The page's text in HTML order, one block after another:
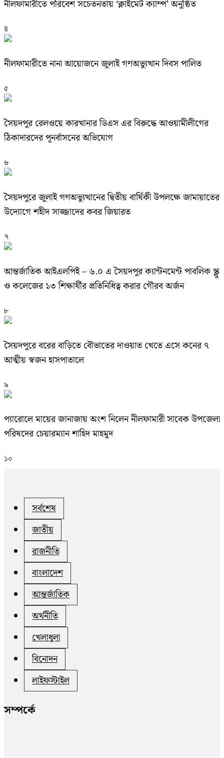
নীলফামারীতে পরিবেশ সচেতনতায় ‘ক্লাইমেট ক্যাম্প’ অনুষ্ঠিত
৪
নীলফামারীতে নানা আয়োজনে জুলাই গণঅভ্যুত্থান দিবস পালিত
৫
সৈয়দপুর রেলওয়ে কারখানার ডিএস এর বিরুদ্ধে আওয়ামীলীগের
ঠিকাদারদের পূনর্বাসনের অভিযোগ
৬
সৈয়দপুরে জুলাই গণঅভ্যুত্থানের দ্বিতীয় বার্ষিকী উপলক্ষে জামায়াতের
উদ্যোগে শহীদ সাজ্জাদের কবর জিয়ারত
৭
আন্তর্জাতিক আইএলপিই – ৬.০ এ সৈয়দপুর ক্যান্টনমেন্ট পাবলিক স্ক্লু
ও কলেজের ১৩ শিক্ষার্থীর প্রতিনিধিত্ব করার গৌরব অর্জন
৮
সৈয়দপুরে বরের বাড়িতে বৌভাতের দাওয়াত খেতে এসে কনের ৭
আত্মীয় স্বজন হাসপাতালে
৯
প্যারোলে মায়ের জানাজায় অংশ নিলেন নীলফামারী সাবেক উপজেলা
পরিষদের চেয়ারম্যান শাহিদ মাহমুদ
১০
সর্বশেষ
জাতীয়
রাজনীতি
বাংলাদেশ
আন্তর্জাতিক
অর্থনীতি
খেলাধুলা
বিনোদন
লাইফস্টাইল
সম্পর্কে